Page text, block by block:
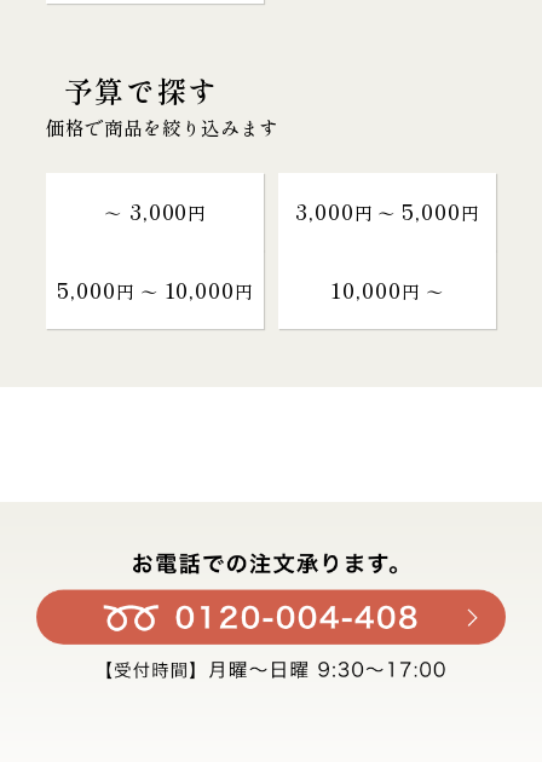
予算で探す
価格で商品を絞り込みます
～ 3,000円 3,000円 〜 5,000円
5,000円 〜 10,000円 10,000円 〜